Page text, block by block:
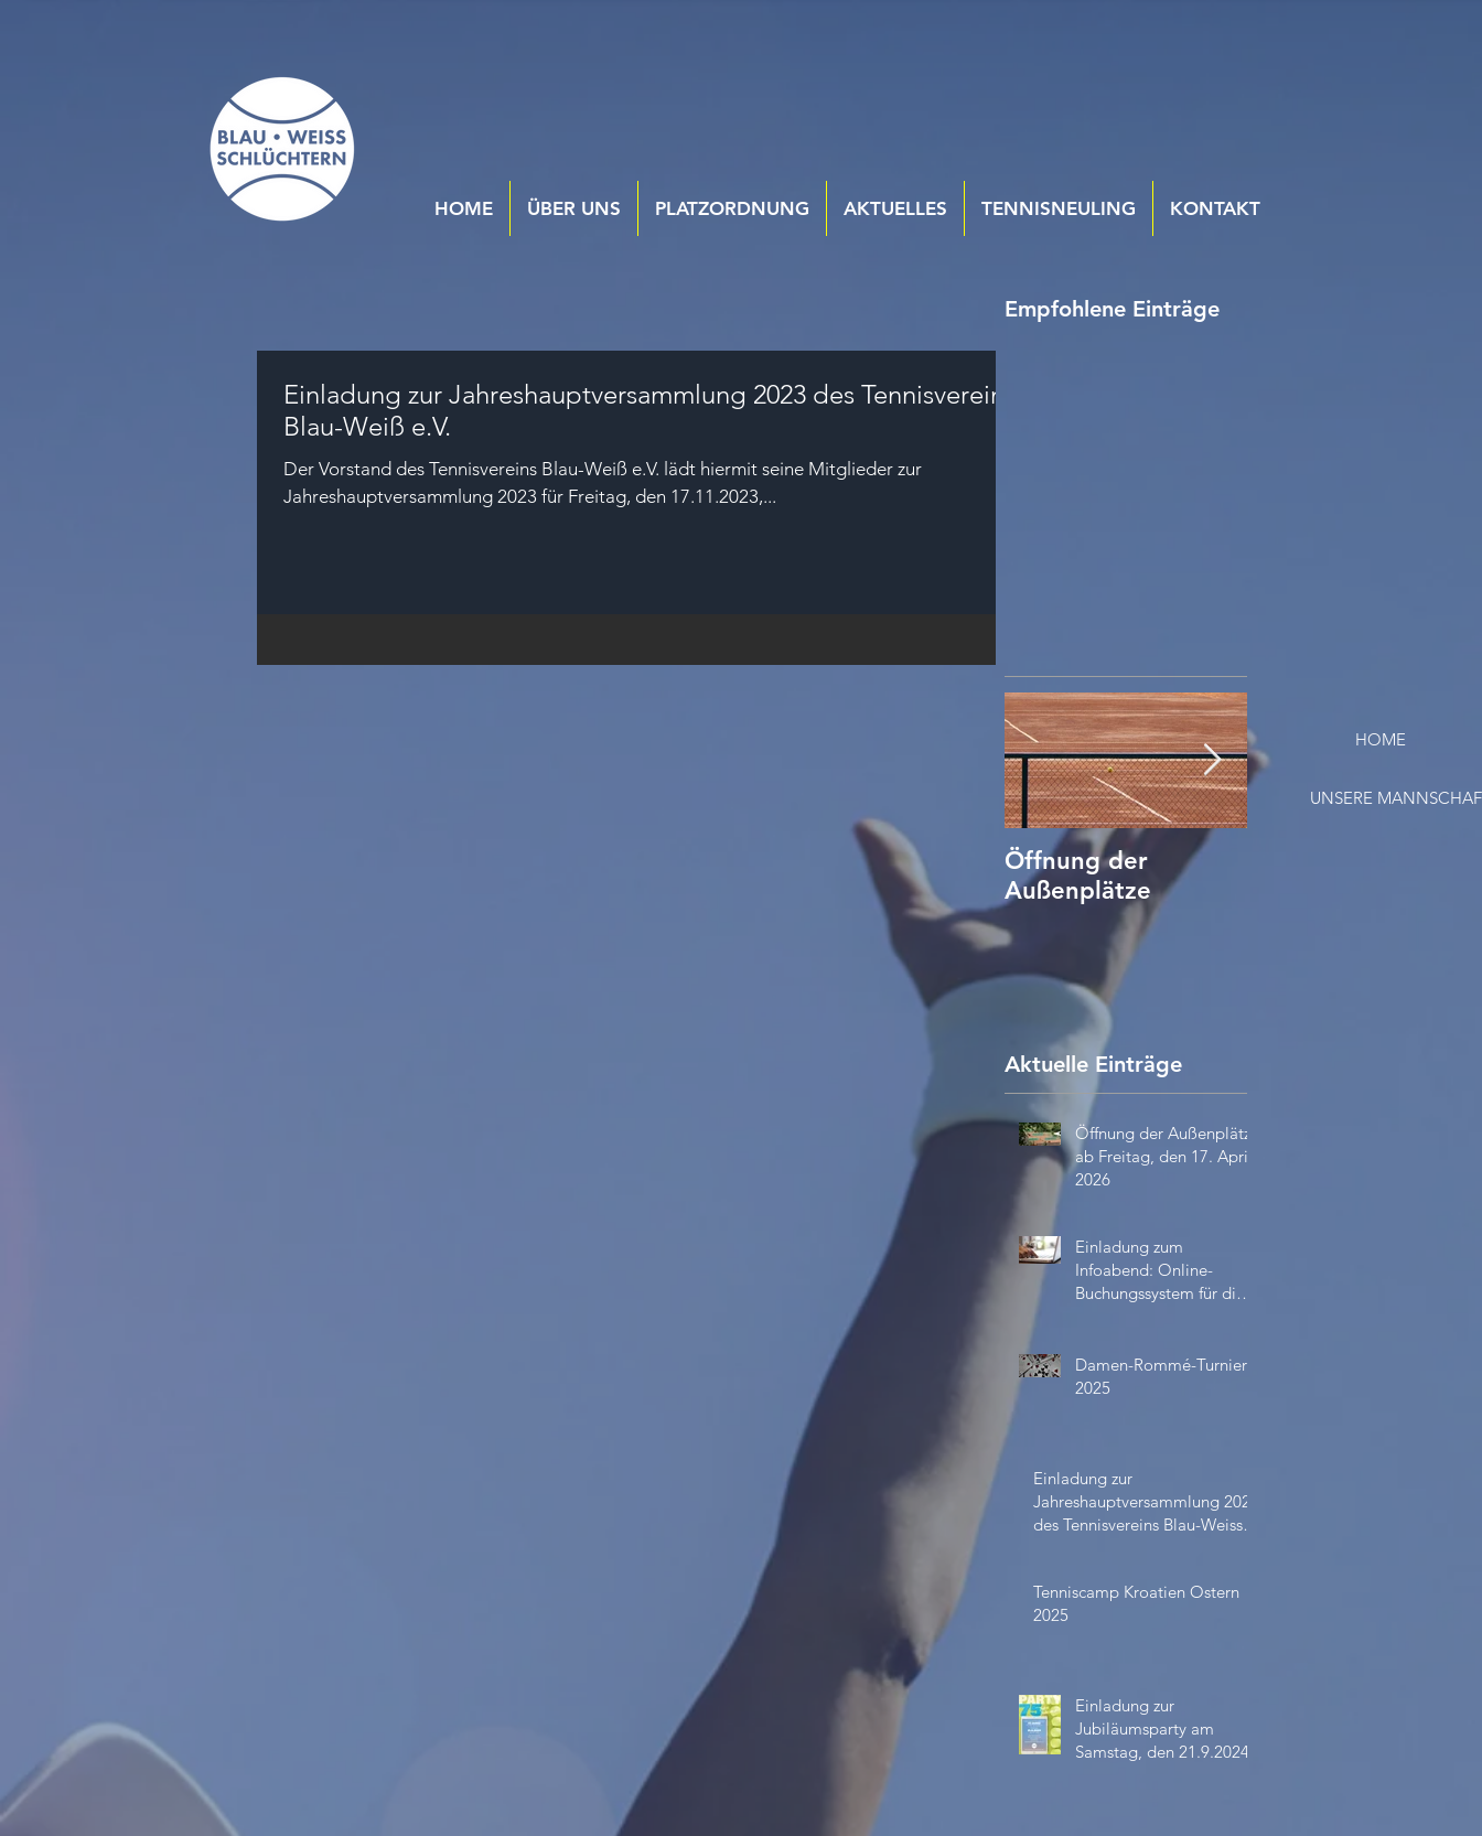
Empfohlene Einträge
Einladung zur Jahreshauptversammlung 2023 des Tennisvereins
Blau-Weiß e.V.
Der Vorstand des Tennisvereins Blau-Weiß e.V. lädt hiermit seine Mitglieder zur
Jahreshauptversammlung 2023 für Freitag, den 17.11.2023,...
Öffnung der
Außenplätze
HOME
UNSERE
Aktuelle Einträge
Öffnung der Außenplätze
ab Freitag, den 17. April
2026
Einladung zum
Infoabend: Online-
Buchungssystem für die
Damen-Rommé-Turnier
2025
Einladung zur
Jahreshauptversammlung 2024
des Tennisvereins Blau-Weiss
Tenniscamp Kroatien Ostern
2025
Einladung zur
Jubiläumsparty am
Samstag, den 21.9.2024
HOME ÜBER UNS PLATZORDNUNG AKTUELLES TENNISNEULING KONTAKT